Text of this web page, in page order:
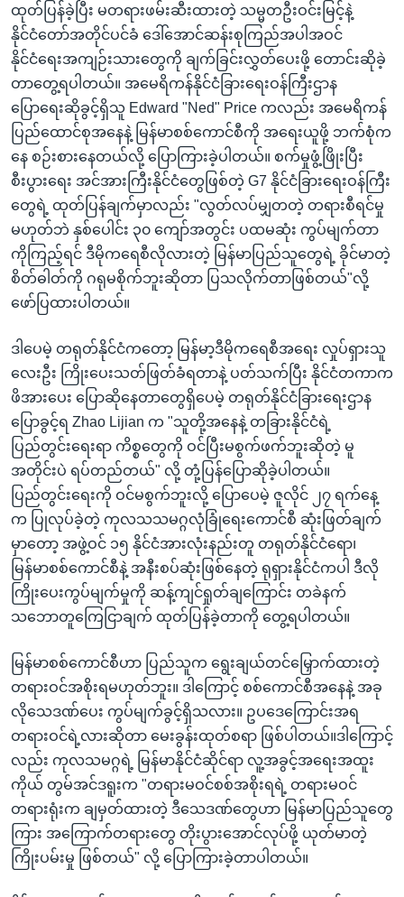
ထုတ်ပြန်ခဲ့ပြီး မတရားဖမ်းဆီးထားတဲ့ သမ္မတဦးဝင်းမြင့်နဲ့
နိုင်ငံတော်အတိုင်ပင်ခံ ဒေါ်အောင်ဆန်းစုကြည်အပါအဝင်
နိုင်ငံရေးအကျဉ်းသားတွေကို ချက်ခြင်းလွှတ်ပေးဖို့ တောင်းဆိုခဲ့
တာတွေ့ရပါတယ်။ အမေရိကန်နိုင်ငံခြားရေးဝန်ကြီးဌာန
ပြောရေးဆိုခွင့်ရှိသူ Edward "Ned" Price ကလည်း အမေရိကန်
ပြည်ထောင်စုအနေနဲ့ မြန်မာစစ်ကောင်စီကို အရေးယူဖို့ ဘက်စုံက
နေ စဉ်းစားနေတယ်လို့ ပြောကြားခဲ့ပါတယ်။ စက်မှုဖွံ့ဖြိုးပြီး
စီးပွားရေး အင်အားကြီးနိုင်ငံတွေဖြစ်တဲ့ G7 နိုင်ငံခြားရေးဝန်ကြီး
တွေရဲ့ ထုတ်ပြန်ချက်မှာလည်း "လွတ်လပ်မျှတတဲ့ တရားစီရင်မှု
မဟုတ်ဘဲ နှစ်ပေါင်း ၃၀ ကျော်အတွင်း ပထမဆုံး ကွပ်မျက်တာ
ကိုကြည့်ရင် ဒီမိုကရေစီလိုလားတဲ့ မြန်မာပြည်သူတွေရဲ့ ခိုင်မာတဲ့
စိတ်ဓါတ်ကို ဂရုမစိုက်ဘူးဆိုတာ ပြသလိုက်တာဖြစ်တယ်"လို့
ဖော်ပြထားပါတယ်။
ဒါပေမဲ့ တရုတ်နိုင်ငံကတော့ မြန်မာ့ဒီမိုကရေစီအရေး လှုပ်ရှားသူ
လေးဦး ကြိုးပေးသတ်ဖြတ်ခံရတာနဲ့ ပတ်သက်ပြီး နိုင်ငံတကာက
ဖိအားပေး ပြောဆိုနေတာတွေရှိပေမဲ့ တရုတ်နိုင်ငံခြားရေးဌာန
ပြောခွင့်ရ Zhao Lijian က "သူတို့အနေနဲ့ တခြားနိုင်ငံရဲ့
ပြည်တွင်းရေးရာ ကိစ္စတွေကို ဝင်ပြီးမစွက်ဖက်ဘူးဆိုတဲ့ မူ
အတိုင်းပဲ ရပ်တည်တယ်" လို့ တုံ့ပြန်ပြောဆိုခဲ့ပါတယ်။
ပြည်တွင်းရေးကို ဝင်မစွက်ဘူးလို့ ပြောပေမဲ့ ဇူလိုင် ၂၇ ရက်နေ့
က ပြုလုပ်ခဲ့တဲ့ ကုလသသမဂ္ဂလုံခြုံရေးကောင်စီ ဆုံးဖြတ်ချက်
မှာတော့ အဖွဲ့ဝင် ၁၅ နိုင်ငံအားလုံးနည်းတူ တရုတ်နိုင်ငံရော၊
မြန်မာစစ်ကောင်စီနဲ့ အနီးစပ်ဆုံးဖြစ်နေတဲ့ ရုရှားနိုင်ငံကပါ ဒီလို
ကြိုးပေးကွပ်မျက်မှုကို ဆန့်ကျင်ရှုတ်ချကြောင်း တခဲနက်
သဘောတူကြေငြာချက် ထုတ်ပြန်ခဲ့တာကို တွေ့ရပါတယ်။
မြန်မာစစ်ကောင်စီဟာ ပြည်သူက ရွေးချယ်တင်မြှောက်ထားတဲ့
တရားဝင်အစိုးရမဟုတ်ဘူး။ ဒါကြောင့် စစ်ကောင်စီအနေနဲ့ အခု
လိုသေဒဏ်ပေး ကွပ်မျက်ခွင့်ရှိသလား။ ဥပဒေကြောင်းအရ
တရားဝင်ရဲ့လားဆိုတာ မေးခွန်းထုတ်စရာ ဖြစ်ပါတယ်။ဒါကြောင့်
လည်း ကုလသမဂ္ဂရဲ့ မြန်မာနိုင်ငံဆိုင်ရာ လူ့အခွင့်အရေးအထူး
ကိုယ် တွမ်အင်ဒရူးက "တရားမဝင်စစ်အစိုးရရဲ့ တရားမဝင်
တရားရုံးက ချမှတ်ထားတဲ့ ဒီသေဒဏ်တွေဟာ မြန်မာပြည်သူတွေ
ကြား အကြောက်တရားတွေ တိုးပွားအောင်လုပ်ဖို့ ယုတ်မာတဲ့
ကြိုးပမ်းမှု ဖြစ်တယ်" လို့ ပြောကြားခဲ့တာပါတယ်။